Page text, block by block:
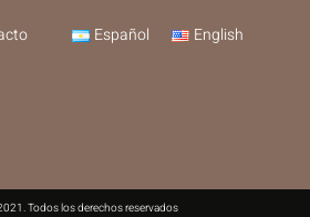
Español English
Todos los derechos reservados